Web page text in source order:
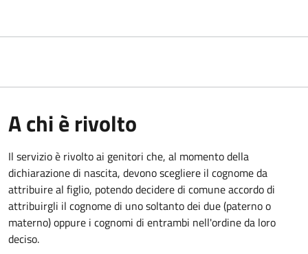
A chi è rivolto
Il servizio è rivolto ai genitori che, al momento della
dichiarazione di nascita, devono scegliere il cognome da
attribuire al figlio, potendo decidere di comune accordo di
attribuirgli il cognome di uno soltanto dei due (paterno o
materno) oppure i cognomi di entrambi nell'ordine da loro
deciso.